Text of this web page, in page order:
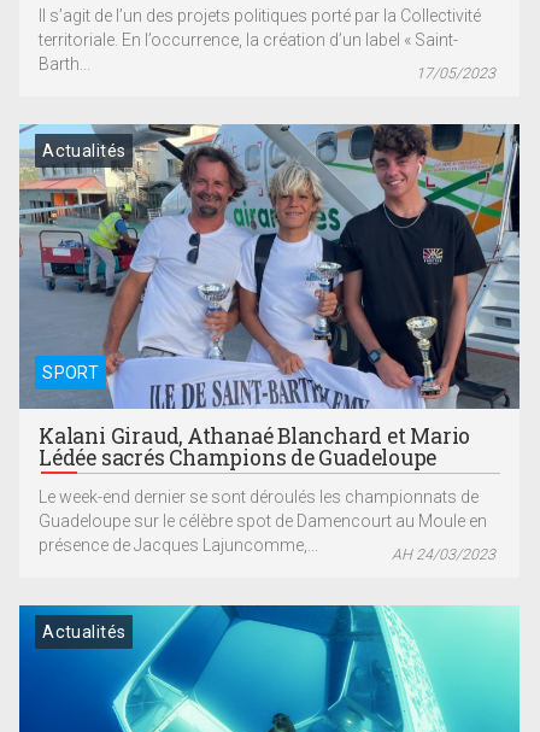
Il s’agit de l’un des projets politiques porté par la Collectivité
territoriale. En l’occurrence, la création d’un label « Saint-
Barth...
17/05/2023
SPORT
Actualités
Kalani Giraud, Athanaé Blanchard et Mario
Lédée sacrés Champions de Guadeloupe
Le week-end dernier se sont déroulés les championnats de
Guadeloupe sur le célèbre spot de Damencourt au Moule en
présence de Jacques Lajuncomme,...
AH 24/03/2023
Actualités